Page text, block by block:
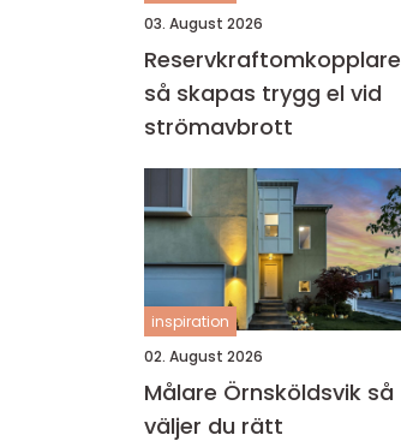
03. August 2026
Reservkraftomkopplare
så skapas trygg el vid
strömavbrott
inspiration
02. August 2026
Målare Örnsköldsvik så
väljer du rätt